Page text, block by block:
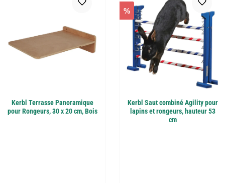
Kerbl Terrasse Panoramique
pour Rongeurs, 30 x 20 cm, Bois
%
Kerbl Saut combiné Agility pour
lapins et rongeurs, hauteur 53
cm